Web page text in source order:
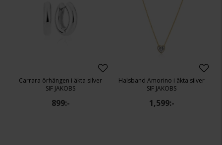
Carrara örhängen i äkta silver
SIF JAKOBS
899:-
Halsband Amorino i äkta silver
SIF JAKOBS
1,599:-